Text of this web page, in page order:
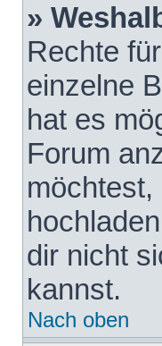
»
Rechte
einzelne
hat es
Forum
dir nicht
kannst.
Nach oben